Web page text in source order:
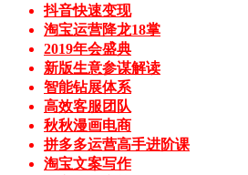
抖音快速变现
淘宝运营降龙18掌
2019年会盛典
新版生意参谋解读
智能钻展体系
高效客服团队
秋秋漫画电商
拼多多运营高手进阶课
淘宝文案写作